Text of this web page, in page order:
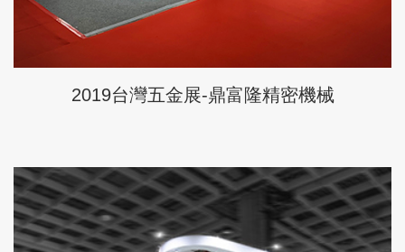
2019台灣五金展-鼎富隆精密機械